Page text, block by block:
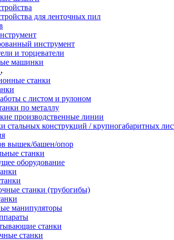
для ленточных пил
инструмент
и торцеватели
машинки
станки
с листом и рулоном
по металлу
производственные линии
стальных конструкций / крупногабаритных
вышек/башен/опор
станки
оборудование
станки (трубогибы)
манипуляторы
станки
станки